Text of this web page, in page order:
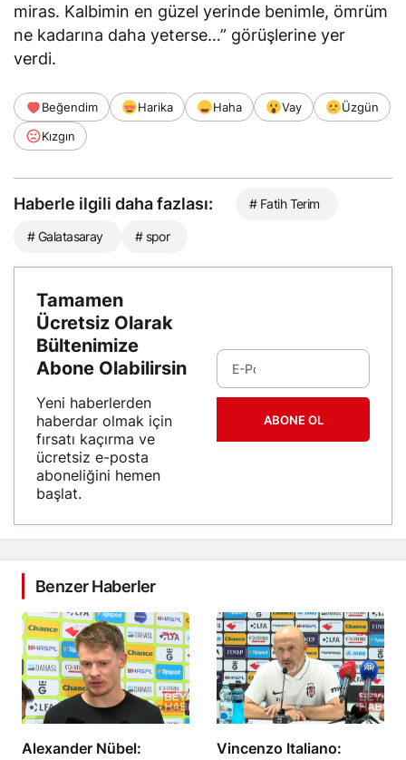
miras. Kalbimin en güzel yerinde benimle, ömrüm
ne kadarına daha yeterse…” görüşlerine yer
verdi.
Beğendim Harika Haha Vay
Üzgün
Kızgın
Haberle ilgili daha fazlası: # Fatih Terim
# Galatasaray # spor
Tamamen
Ücretsiz Olarak
Bültenimize
Abone Olabilirsin
Yeni haberlerden
haberdar olmak için
fırsatı kaçırma ve
ücretsiz e-posta
aboneliğini hemen
başlat.
ABONE OL
Benzer Haberler
Alexander Nübel:
Vincenzo Italiano: